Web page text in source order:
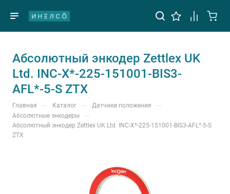
Абсолютный энкодер Zettlex UK
Ltd. INC-X*-225-151001-BIS3-
AFL*-5-S ZTX
Главная — Каталог — Датчики положения —
Абсолютные энкодеры —
Абсолютный энкодер Zettlex UK Ltd. INC-X*-225-151001-BIS3-AFL*-5-S
ZTX